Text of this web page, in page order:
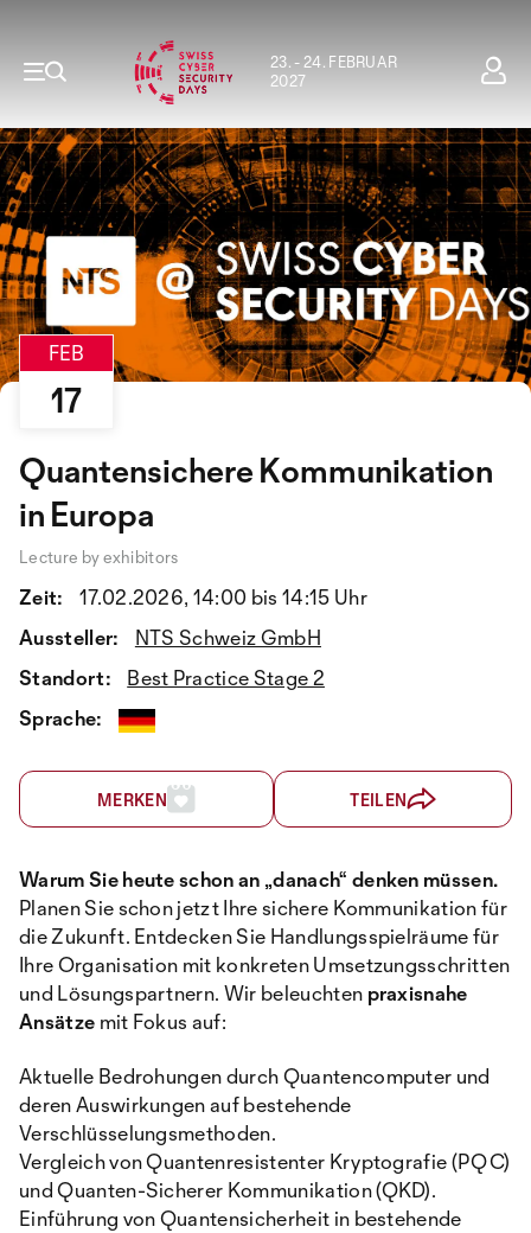
23. - 24. FEBRUAR
2027
FEB
17
Quantensichere Kommunikation
in Europa
Lecture by exhibitors
Zeit:
17.02.2026, 14:00 bis 14:15 Uhr
Aussteller:
NTS Schweiz GmbH
Standort:
Best Practice Stage 2
Sprache:
MERKEN TEILEN
Warum Sie heute schon an „danach“ denken müssen.
Planen Sie schon jetzt Ihre sichere Kommunikation für
die Zukunft. Entdecken Sie Handlungsspielräume für
Ihre Organisation mit konkreten Umsetzungsschritten
und Lösungspartnern. Wir beleuchten praxisnahe
Ansätze mit Fokus auf:
Aktuelle Bedrohungen durch Quantencomputer und
deren Auswirkungen auf bestehende
Verschlüsselungsmethoden.
Vergleich von Quantenresistenter Kryptografie (PQC)
und Quanten-Sicherer Kommunikation (QKD).
Einführung von Quantensicherheit in bestehende